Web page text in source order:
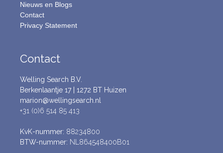
Nieuws en Blogs
Contact
Privacy Statement
Contact
Welling Search B.V.
Berkenlaantje 17 | 1272 BT Huizen
marion@wellingsearch.nl
+31 (0)6 514 85 413
KvK-nummer: 88234800
BTW-nummer: NL864548400B01